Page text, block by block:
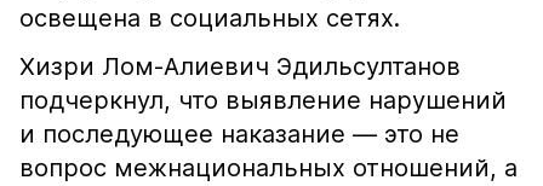
освещена в социальных сетях.
Хизри Лом-Алиевич Эдильсултанов
подчеркнул, что выявление нарушений
и последующее наказание — это не
вопрос межнациональных отношений, а